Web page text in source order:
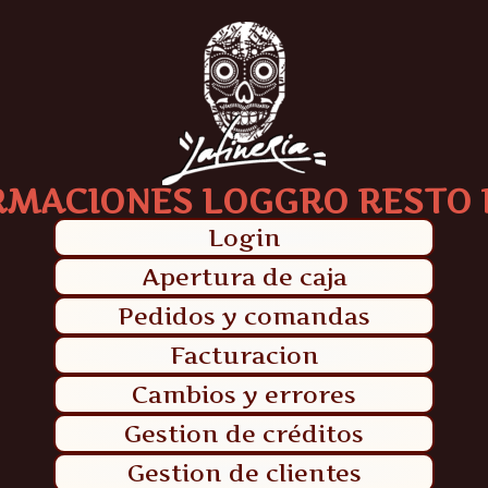
LOGGRO RESTO
Login
Apertura de caja
Pedidos y comandas
Facturacion
Cambios y errores
Gestion de créditos
Gestion de clientes